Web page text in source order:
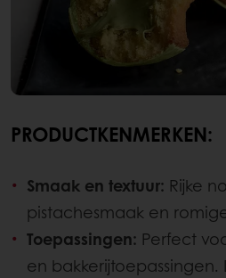
PRODUCTKENMERKEN:
Smaak en textuur: Rijke
pistachesmaak en
Toepassingen: Perfect
en bakkerijtoepassingen.